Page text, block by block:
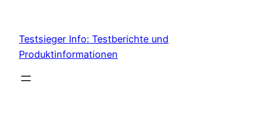
content
Testsieger Info: Testberichte und
Produktinformationen